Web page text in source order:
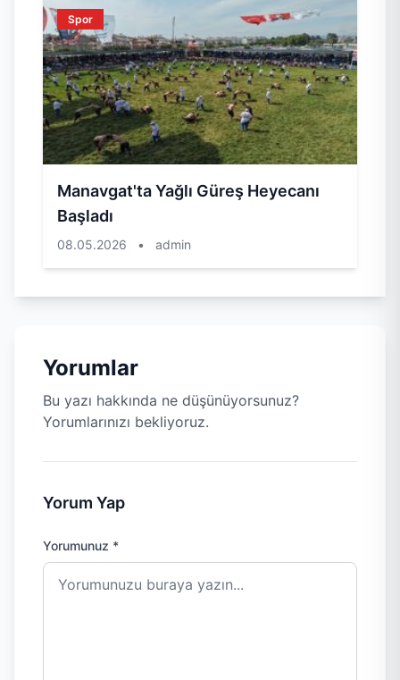
Spor
Manavgat'ta Yağlı Güreş Heyecanı
Başladı
08.05.2026 • admin
Yorumlar
Bu yazı hakkında ne düşünüyorsunuz?
Yorumlarınızı bekliyoruz.
Yorum Yap
Yorumunuz *